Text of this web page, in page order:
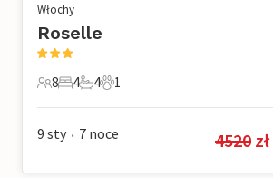
Włochy
Roselle
8 Goście
8
4 Sypialnie
4
4 Łazienki
4
1 Zwierzę domowe
1
9 sty • 7 noce 4520 zł